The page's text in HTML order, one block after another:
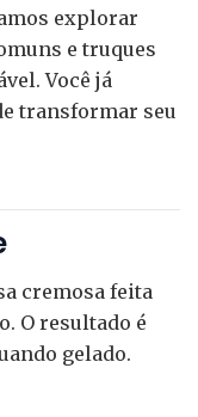
explorar
e truques
Você já
transformar seu
cremosa feita
O resultado é
gelado.